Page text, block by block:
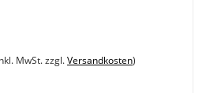
MwSt. zzgl.Versandkosten)